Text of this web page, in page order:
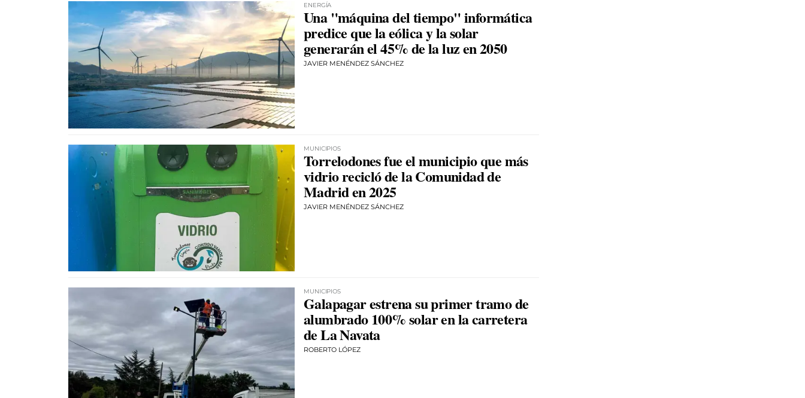
ENERGÍA
Una "máquina del tiempo" informática
predice que la eólica y la solar
generarán el 45% de la luz en 2050
JAVIER MENÉNDEZ SÁNCHEZ
MUNICIPIOS
Torrelodones fue el municipio que más
vidrio recicló de la Comunidad de
Madrid en 2025
JAVIER MENÉNDEZ SÁNCHEZ
MUNICIPIOS
Galapagar estrena su primer tramo de
alumbrado 100% solar en la carretera
de La Navata
ROBERTO LÓPEZ